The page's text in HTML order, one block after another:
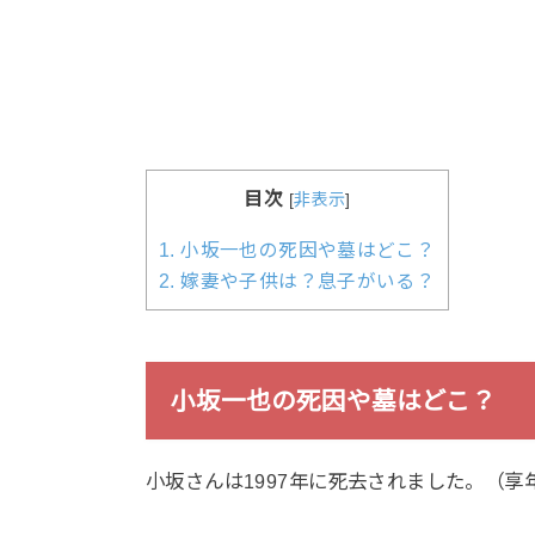
目次 [非表示]
1. 小坂一也の死因や墓はどこ？
2. 嫁妻や子供は？息子がいる？
小坂一也の死因や墓はどこ？
小坂さんは1997年に死去されました。（享